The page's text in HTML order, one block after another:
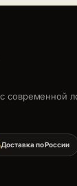
современной
Доставка по России